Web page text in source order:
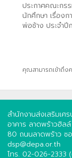
ประกาศคณะกร
นักศึกษา เรื่องก
พ่อช้าง ประจำ
คุณสามารถเข้าถึง
สำนักงานส่งเสริมเ
อาคาร ลาดพร้าวฮิลล์
80 ถนนลาดพร้าว ซ
dsp@depa.or.th
โทร. 02-026-2333